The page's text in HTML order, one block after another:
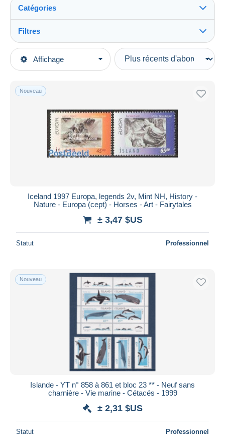
Affichage
Catégories
Catégories principales
Europe
1944-... Republique
1990-99
Filtres
Types de vente
En cours
Prix fixes
Enchères avec offres
Enchères sans offres
Maisons de vente
Vendus
depuis
Prix
Uniquement en réduction
Livraison gratuite
Méthodes de paiement
PayPal
Virement bancaire
Mastercard
iDeal
Nouveau
Iceland 1997 Europa, legends 2v, Mint NH, History -
Nature - Europa (cept) - Horses - Art - Fairytales
± 3,47 $US
Statut Professionnel
Nouveau
Islande - YT n° 858 à 861 et bloc 23 ** - Neuf sans
charnière - Vie marine - Cétacés - 1999
± 2,31 $US
Statut Professionnel